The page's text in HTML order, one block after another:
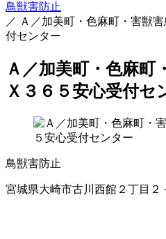
鳥獣害防止
／ Ａ／加美町・色麻町・害獣
付センター
Ａ／加美町・色麻町
Ｘ３６５安心受付セ
鳥獣害防止
宮城県大崎市古川西館２丁目２